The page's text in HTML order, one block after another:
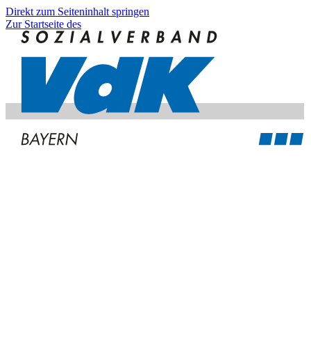
Direkt zum Seiteninhalt springen
Zur Startseite des